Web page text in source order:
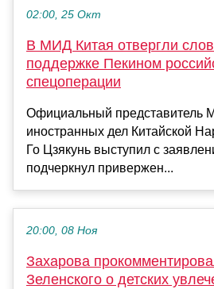
02:00, 25 Окт
В МИД Китая отвергли
поддержке Пекином
спецоперации
Официальный представитель
иностранных дел Китайской
Го Цзякунь выступил с
подчеркнул привержен...
20:00, 08 Ноя
Захарова
Зеленского о детских